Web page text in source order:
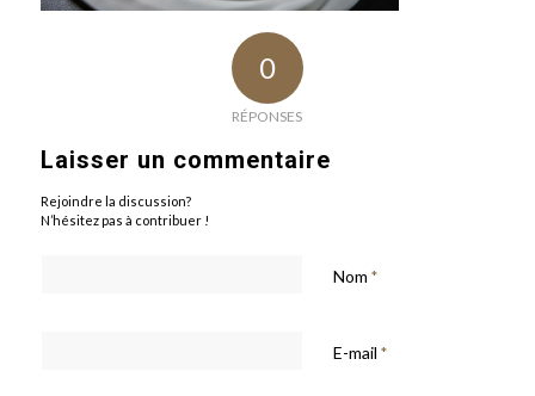
0
RÉPONSES
Laisser un commentaire
Rejoindre la discussion?
N’hésitez pas à contribuer !
Nom *
E-mail *